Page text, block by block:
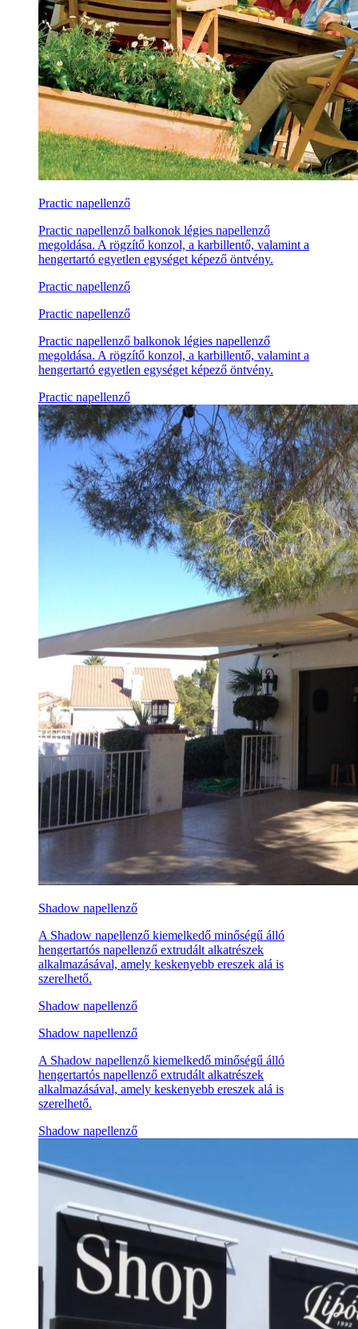
Practic napellenző
Practic napellenző balkonok légies napellenző
megoldása. A rögzítő konzol, a karbillentő, valamint a
hengertartó egyetlen egységet képező öntvény.
Practic napellenző
Practic napellenző
Practic napellenző balkonok légies napellenző
megoldása. A rögzítő konzol, a karbillentő, valamint a
hengertartó egyetlen egységet képező öntvény.
Practic napellenző
Shadow napellenző
A Shadow napellenző kiemelkedő minőségű álló
hengertartós napellenző extrudált alkatrészek
alkalmazásával, amely keskenyebb ereszek alá is
szerelhető.
Shadow napellenző
Shadow napellenző
A Shadow napellenző kiemelkedő minőségű álló
hengertartós napellenző extrudált alkatrészek
alkalmazásával, amely keskenyebb ereszek alá is
szerelhető.
Shadow napellenző